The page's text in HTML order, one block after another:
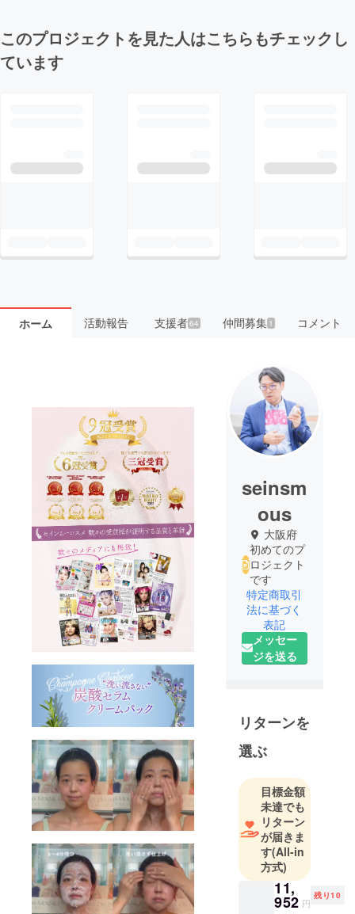
このプロジェクトを見た人はこちらもチェックし
ています
ホーム 活動報告 支援者64 仲間募集 1 コメント
seinsm
ous
大阪府
初めてのプ
ロジェクト
です
特定商取引
法に基づく
表記
メッセー
ジを送る
リターンを
選ぶ
目標金額
未達でも
リターン
が届きま
す(All-in
方式)
11,
952 円
残り10